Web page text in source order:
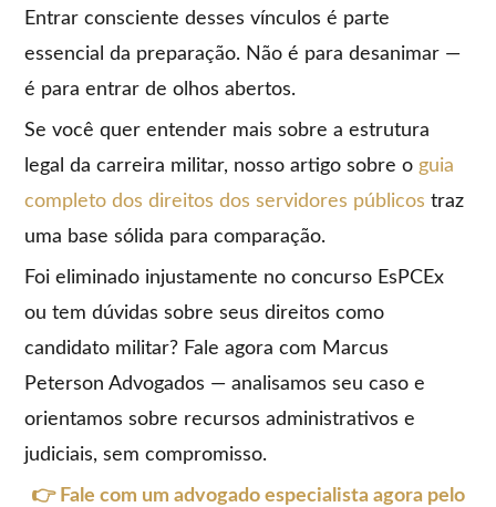
Entrar consciente desses vínculos é parte
essencial da preparação. Não é para desanimar —
é para entrar de olhos abertos.
Se você quer entender mais sobre a estrutura
legal da carreira militar, nosso artigo sobre o guia
completo dos direitos dos servidores públicos traz
uma base sólida para comparação.
Foi eliminado injustamente no concurso EsPCEx
ou tem dúvidas sobre seus direitos como
candidato militar? Fale agora com Marcus
Peterson Advogados — analisamos seu caso e
orientamos sobre recursos administrativos e
judiciais, sem compromisso.
👉 Fale com um advogado especialista agora pelo